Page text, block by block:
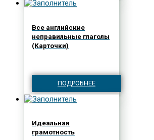
Все английские
неправильные глаголы
(Карточки)
ПОДРОБНЕЕ
Идеальная
грамотность